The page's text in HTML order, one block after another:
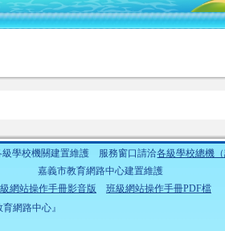
級學校機關建置維護 服務窗口請洽各級學校總機
嘉義市教育網路中心建置維護
網站操作手冊影音版
班級網站操作手冊PDF檔
網路中心』